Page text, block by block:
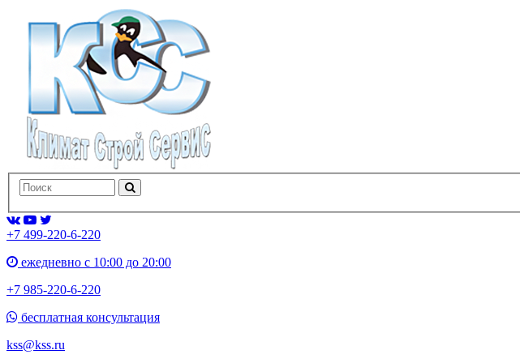
+7 499-220-6-220
ежедневно с 10:00 до 20:00
+7 985-220-6-220
бесплатная консультация
kss@kss.ru